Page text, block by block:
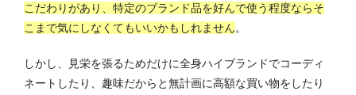
こだわりがあり、特定のブランド品を好んで使う程度ならそ
こまで気にしなくてもいいかもしれません。
しかし、見栄を張るためだけに全身ハイブランドでコーディ
ネートしたり、趣味だからと無計画に高額な買い物をしたり